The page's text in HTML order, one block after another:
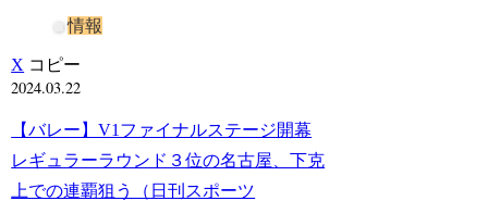
情報
X コピー
2024.03.22
【バレー】V1ファイナルステージ開幕
レギュラーラウンド３位の名古屋、下克
上での連覇狙う（日刊スポーツ